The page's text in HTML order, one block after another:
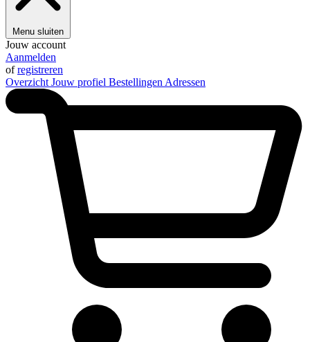
Menu sluiten
Jouw account
Aanmelden
ofregistreren
Overzicht Jouw profiel Bestellingen Adressen